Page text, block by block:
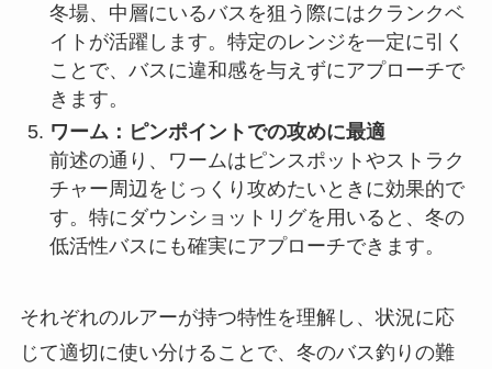
冬場、中層にいるバスを狙う際にはクランクベ
イトが活躍します。特定のレンジを一定に引く
ことで、バスに違和感を与えずにアプローチで
きます。
ワーム：ピンポイントでの攻めに最適
前述の通り、ワームはピンスポットやストラク
チャー周辺をじっくり攻めたいときに効果的で
す。特にダウンショットリグを用いると、冬の
低活性バスにも確実にアプローチできます。
それぞれのルアーが持つ特性を理解し、状況に応
じて適切に使い分けることで、冬のバス釣りの難